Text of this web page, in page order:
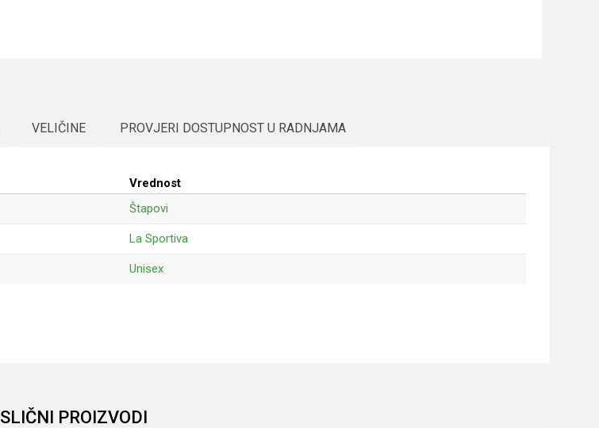
VELIČINE PROVJERI DOSTUPNOST U RADNJAMA
Vrednost
Štapovi
La Sportiva
Unisex
SLIČNI PROIZVODI